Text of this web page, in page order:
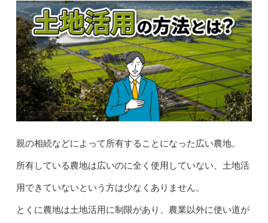
親の相続などによって所有することになった広い農地。
所有している農地は広いのに全く使用していない、土地活
用できていないという方は少なくありません。
とくに農地は土地活用に制限があり、農業以外に使い道が